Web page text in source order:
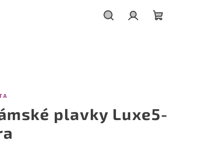
plavky Luxe5-